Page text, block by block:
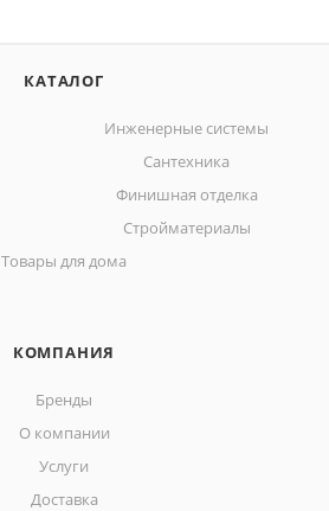
КАТАЛОГ
Инженерные системы
Сантехника
Финишная отделка
Стройматериалы
Товары для дома
КОМПАНИЯ
Бренды
О компании
Услуги
Доставка